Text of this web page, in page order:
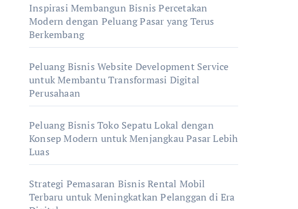
Inspirasi Membangun Bisnis Percetakan
Modern dengan Peluang Pasar yang Terus
Berkembang
Peluang Bisnis Website Development Service
untuk Membantu Transformasi Digital
Perusahaan
Peluang Bisnis Toko Sepatu Lokal dengan
Konsep Modern untuk Menjangkau Pasar Lebih
Luas
Strategi Pemasaran Bisnis Rental Mobil
Terbaru untuk Meningkatkan Pelanggan di Era